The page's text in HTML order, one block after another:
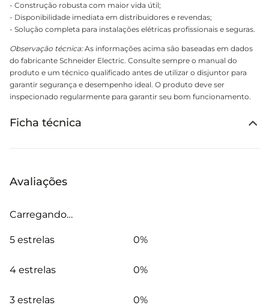
- Construção robusta com maior vida útil;
- Disponibilidade imediata em distribuidores e revendas;
- Solução completa para instalações elétricas profissionais e seguras.
Observação técnica:As informações acima são baseadas em dados
do fabricante Schneider Electric. Consulte sempre o manual do
produto e um técnico qualificado antes de utilizar o disjuntor para
garantir segurança e desempenho ideal. O produto deve ser
inspecionado regularmente para garantir seu bom funcionamento.
Ficha técnica
Avaliações
Carregando…
5 estrelas 0%
4 estrelas 0%
3 estrelas 0%